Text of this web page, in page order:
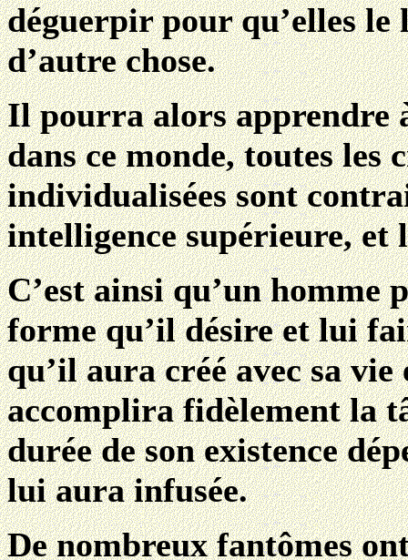
déguerpir pour qu’elles le
d’autre chose.
Il pourra alors apprendre
dans ce monde, toutes les
individualisées sont
intelligence supérieure, et
C’est ainsi qu’un homme
forme qu’il désire et lui
qu’il aura créé avec sa
accomplira fidèlement la
durée de son existence
lui aura infusée.
De nombreux fantômes